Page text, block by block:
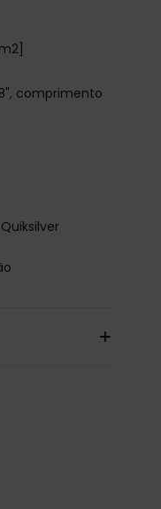
comprimento